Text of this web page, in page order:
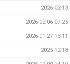
2026-02-13
2026-02-06 07:25
2026-01-27 13:11
2025-12-18